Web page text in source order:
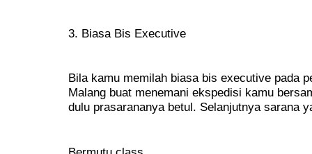
3. Biasa Bis Executive
Bila kamu memilah biasa bis executive pada
Malang buat menemani ekspedisi kamu
dulu prasarananya betul. Selanjutnya sarana